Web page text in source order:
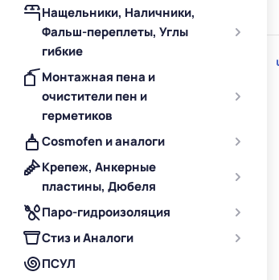
Нащельники, Наличники,
Фальш-переплеты, Углы
гибкие
Монтажная пена и
очистители пен и
герметиков
Cosmofen и аналоги
Крепеж, Анкерные
пластины, Дюбеля
Паро-гидроизоляция
Стиз и Аналоги
ПСУЛ